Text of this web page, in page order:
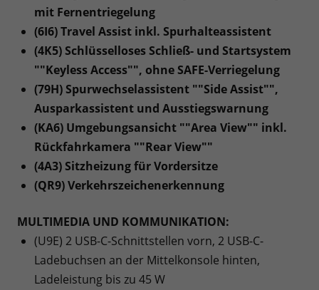
mit Fernentriegelung
(6I6) Travel Assist inkl. Spurhalteassistent
(4K5) Schlüsselloses Schließ- und Startsystem
""Keyless Access"", ohne SAFE-Verriegelung
(79H) Spurwechselassistent ""Side Assist"",
Ausparkassistent und Ausstiegswarnung
(KA6) Umgebungsansicht ""Area View"" inkl.
Rückfahrkamera ""Rear View""
(4A3) Sitzheizung für Vordersitze
(QR9) Verkehrszeichenerkennung
MULTIMEDIA UND KOMMUNIKATION:
(U9E) 2 USB-C-Schnittstellen vorn, 2 USB-C-
Ladebuchsen an der Mittelkonsole hinten,
Ladeleistung bis zu 45 W